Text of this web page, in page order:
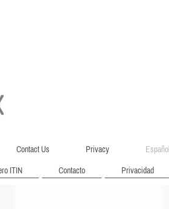
Contact Us Privacy Español
ITIN Contacto Privacidad